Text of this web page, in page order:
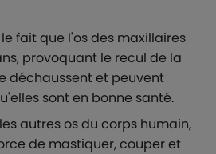
fait que l'os des maxillaires
provoquant le recul de la
déchaussent et peuvent
sont en bonne santé.
autres os du corps humain,
de mastiquer, couper et